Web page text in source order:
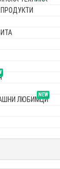
ПРОДУКТИ
NEW
ЛЮБИМЦИ